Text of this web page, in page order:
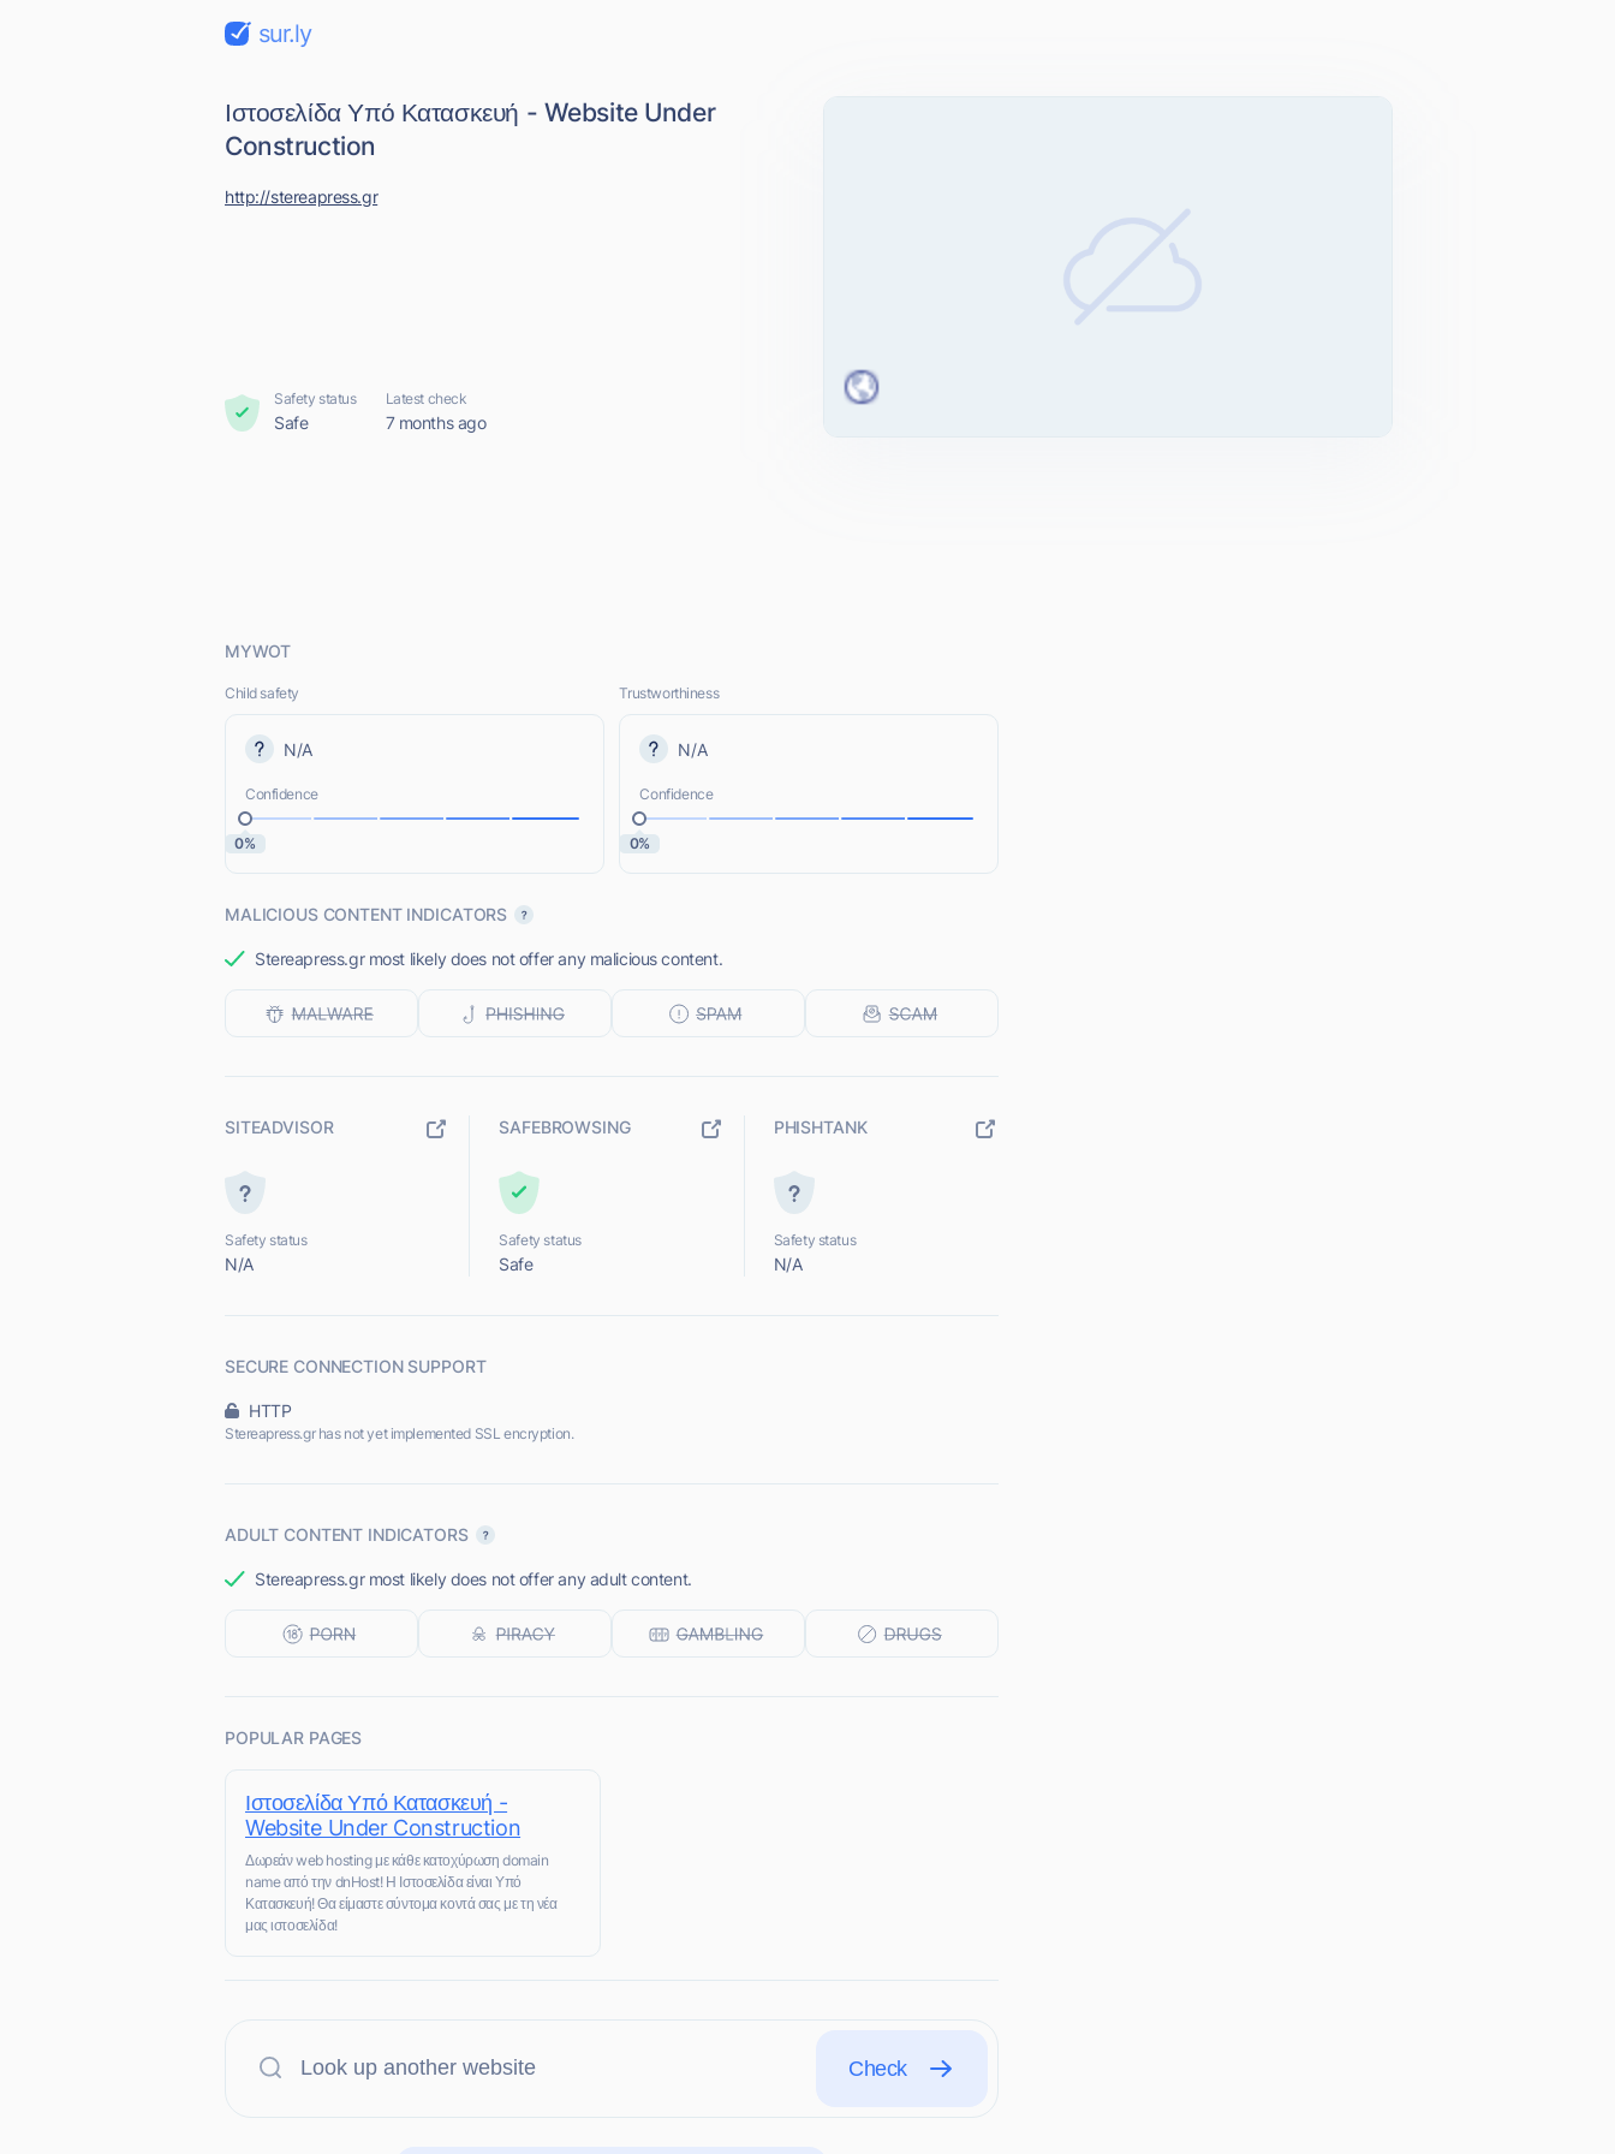
sur.ly
Ιστοσελίδα Υπό Κατασκευή - Website Under
Construction
http://stereapress.gr
Safety status
Safe
Latest check
7 months ago
MYWOT
Child safety
N/A
Confidence
0%
Trustworthiness
N/A
Confidence
0%
MALICIOUS CONTENT INDICATORS
Stereapress.gr most likely does not offer any malicious content.
SITEADVISOR
Safety status
N/A
SAFEBROWSING
Safety status
Safe
PHISHTANK
Safety status
N/A
SECURE CONNECTION SUPPORT
HTTP
Stereapress.gr has not yet implemented SSL encryption.
ADULT CONTENT INDICATORS
Stereapress.gr most likely does not offer any adult content.
POPULAR PAGES
Ιστοσελίδα Υπό Κατασκευή -
Website Under Construction
Δωρεάν web hosting με κάθε κατοχύρωση domain
name από την dnHost! Η Ιστοσελίδα είναι Υπό
Κατασκευή! Θα είμαστε σύντομα κοντά σας με τη νέα
μας ιστοσελίδα!
Check